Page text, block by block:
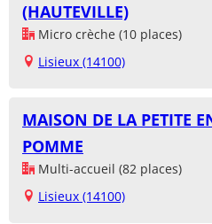
(HAUTEVILLE)
Micro crèche (10 places)
Lisieux (14100)
MAISON DE LA PETITE
POMME
Multi-accueil (82 places)
Lisieux (14100)